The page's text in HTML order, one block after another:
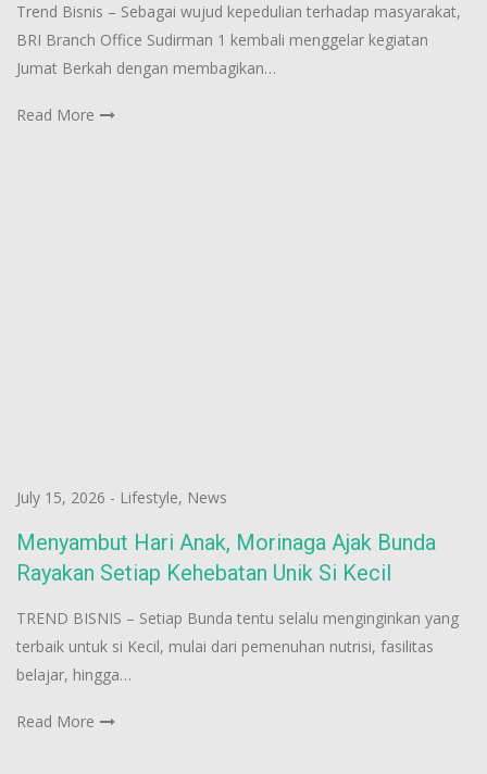
Trend Bisnis – Sebagai wujud kepedulian terhadap masyarakat,
BRI Branch Office Sudirman 1 kembali menggelar kegiatan
Jumat Berkah dengan membagikan…
Read More
July 15, 2026 - Lifestyle, News
Menyambut Hari Anak, Morinaga Ajak Bunda
Rayakan Setiap Kehebatan Unik Si Kecil
TREND BISNIS – Setiap Bunda tentu selalu menginginkan yang
terbaik untuk si Kecil, mulai dari pemenuhan nutrisi, fasilitas
belajar, hingga…
Read More